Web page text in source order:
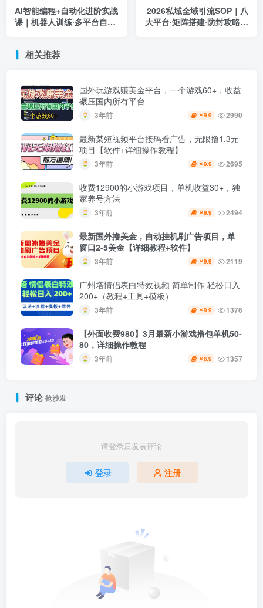
AI智能编程+自动化进阶实战
课｜机器人训练·多平台自动
教学
2026私域全域引流SOP｜八
大平台·矩阵搭建·防封攻略，
相关推荐
国外玩游戏赚美金平台，一个游戏60+，收益
碾压国内所有平台
3年前 ￥9.9 2990
最新某短视频平台接码看广告，无限撸1.3元
项目【软件+详细操作教程】
3年前 ￥9.9 2695
收费12900的小游戏项目，单机收益30+，独
家养号方法
3年前 ￥9.9 2494
最新国外撸美金，自动挂机刷广告项目，单
窗口2-5美金【详细教程+软件】
3年前 ￥9.9 2119
广州塔情侣表白特效视频 简单制作 轻松日入
200+（教程+工具+模板）
3年前 ￥9.9 1376
【外面收费980】3月最新小游戏撸包单机50-
80，详细操作教程
3年前 ￥6.9 1357
评论抢沙发
请登录后发表评论
登录 注册